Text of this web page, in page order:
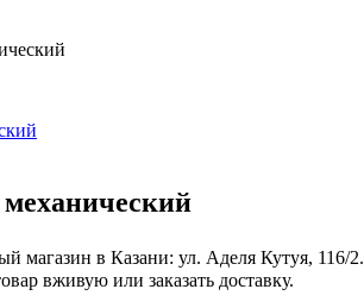
магазин в Казани: ул. Аделя Кутуя, 116/2.
вживую или заказать доставку.